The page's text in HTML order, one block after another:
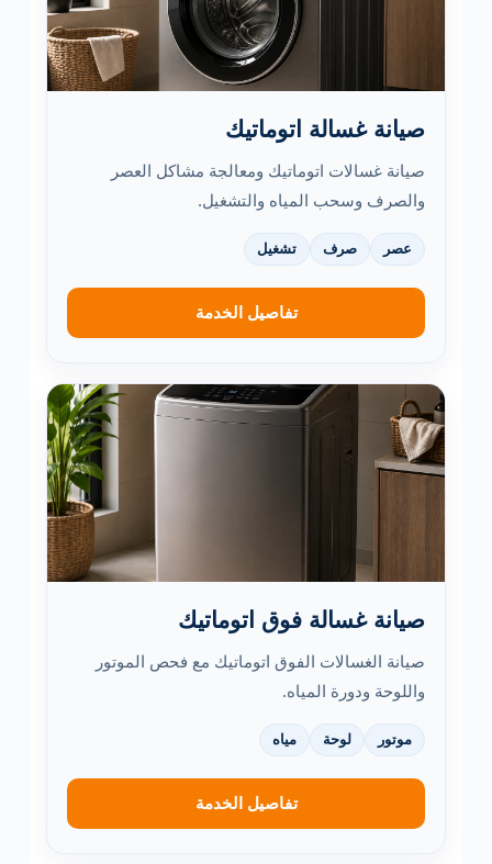
صيانة غسالة اتوماتيك
صيانة غسالات اتوماتيك ومعالجة مشاكل العصر
والصرف وسحب المياه والتشغيل.
عصر صرف تشغيل
تفاصيل الخدمة
صيانة غسالة فوق اتوماتيك
صيانة الغسالات الفوق اتوماتيك مع فحص الموتور
واللوحة ودورة المياه.
موتور لوحة مياه
تفاصيل الخدمة